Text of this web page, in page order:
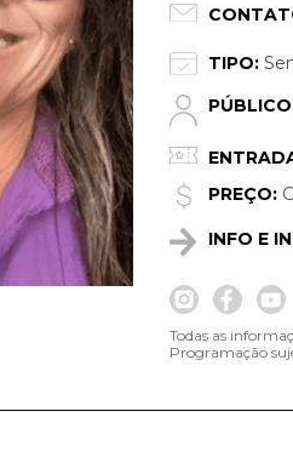
TIPO:
PREÇO:
INFO E
Todas as
Programação